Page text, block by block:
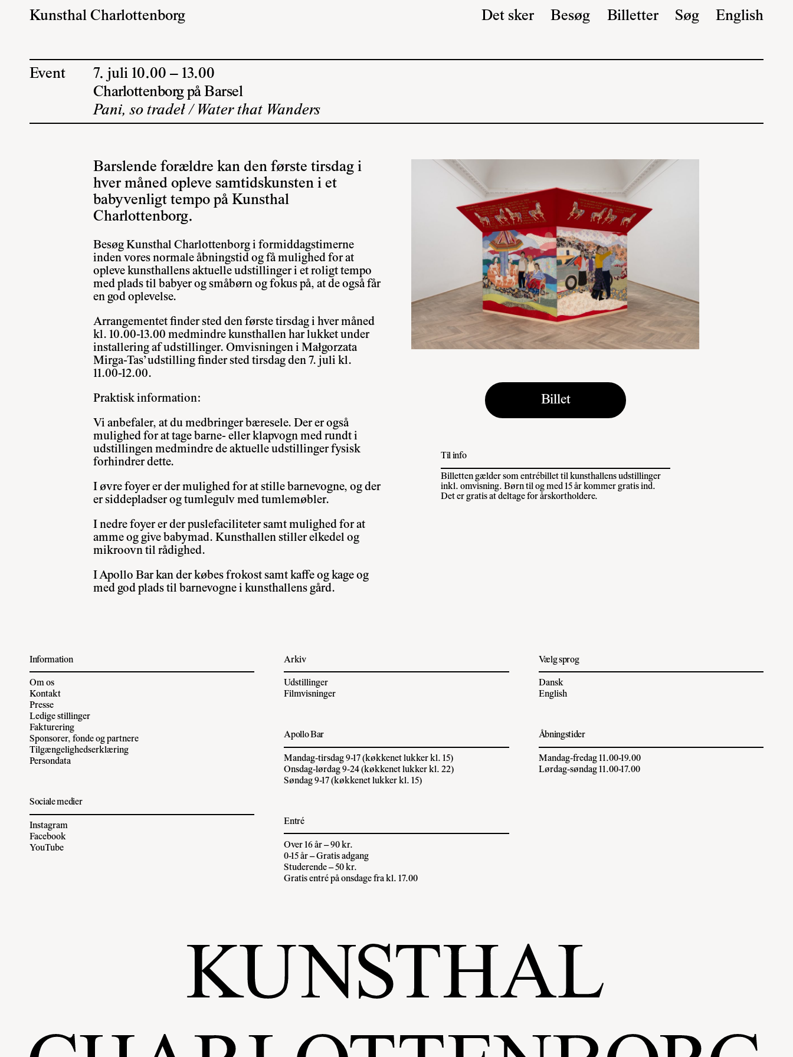
Kunsthal Charlottenborg Det sker Besøg Billetter Søg English
Event
7. juli 10.00 – 13.00
Charlottenborg på Barsel
Pani, so tradeł / Water that Wanders
Barslende forældre kan den første tirsdag i
hver måned opleve samtidskunsten i et
babyvenligt tempo på Kunsthal
Charlottenborg.
Besøg Kunsthal Charlottenborg i formiddagstimerne
inden vores normale åbningstid og få mulighed for at
opleve kunsthallens aktuelle udstillinger i et roligt tempo
med plads til babyer og småbørn og fokus på, at de også får
en god oplevelse.
Arrangementet finder sted den første tirsdag i hver måned
kl. 10.00-13.00 medmindre kunsthallen har lukket under
installering af udstillinger. Omvisningen i Małgorzata
Mirga-Tas’udstilling finder sted tirsdag den 7. juli kl.
11.00-12.00.
Praktisk information:
Vi anbefaler, at du medbringer bæresele. Der er også
mulighed for at tage barne- eller klapvogn med rundt i
udstillingen medmindre de aktuelle udstillinger fysisk
forhindrer dette.
I øvre foyer er der mulighed for at stille barnevogne, og der
er siddepladser og tumlegulv med tumlemøbler.
I nedre foyer er der puslefaciliteter samt mulighed for at
amme og give babymad. Kunsthallen stiller elkedel og
mikroovn til rådighed.
I Apollo Bar kan der købes frokost samt kaffe og kage og
med god plads til barnevogne i kunsthallens gård.
Billet
Til info
Billetten gælder som entrébillet til kunsthallens udstillinger
inkl. omvisning. Børn til og med 15 år kommer gratis ind.
Det er gratis at deltage for årskortholdere.
Information
Om os
Kontakt
Presse
Ledige stillinger
Fakturering
Sponsorer, fonde og partnere
Tilgængelighedserklæring
Persondata
Sociale medier
Instagram
Facebook
YouTube
Arkiv
Udstillinger
Filmvisninger
Apollo Bar
Mandag-tirsdag 9-17 (køkkenet lukker kl. 15)
Onsdag-lørdag 9-24 (køkkenet lukker kl. 22)
Søndag 9-17 (køkkenet lukker kl. 15)
Entré
Over 16 år – 90 kr.
0-15 år – Gratis adgang
Studerende – 50 kr.
Gratis entré på onsdage fra kl. 17.00
Vælg sprog
Dansk
English
Åbningstider
Mandag-fredag 11.00-19.00
Lørdag-søndag 11.00-17.00